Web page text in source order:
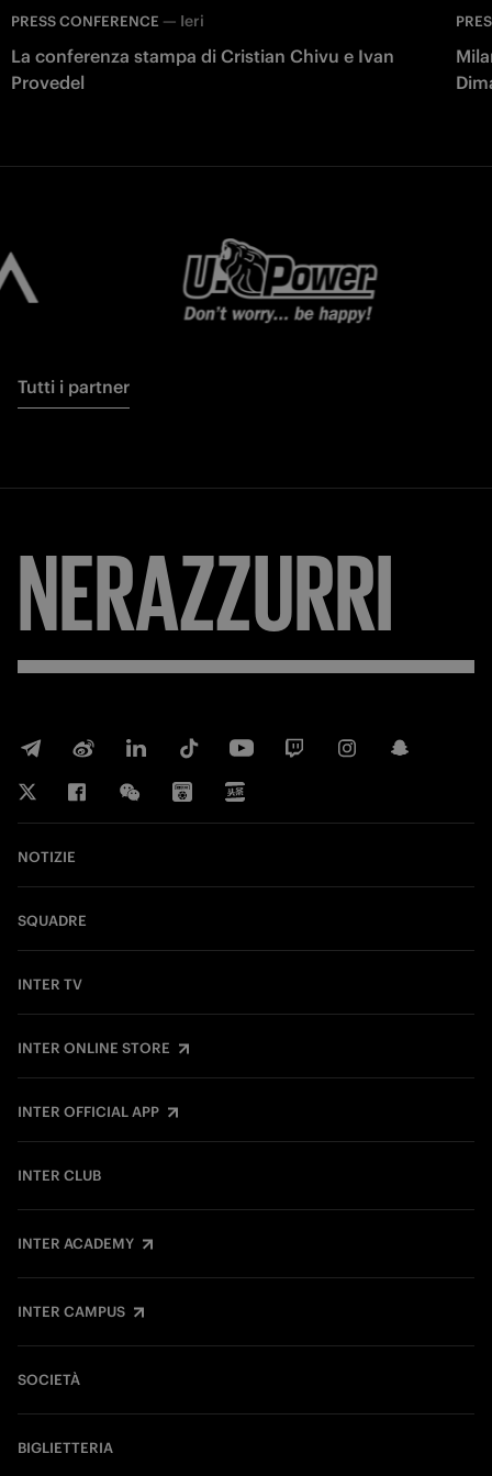
PRESS CONFERENCE — Ieri
La conferenza stampa di Cristian Chivu e Ivan
Provedel
Tutti i partner
NERAZZURRI
NOTIZIE
SQUADRE
INTER TV
INTER ONLINE STORE
INTER OFFICIAL APP
INTER CLUB
INTER ACADEMY
INTER CAMPUS
SOCIETÀ
BIGLIETTERIA